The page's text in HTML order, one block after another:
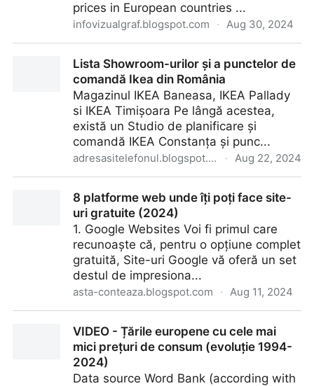
prices in European countries ...
infovizualgraf.blogspot.com · Aug 30, 2024
evolution) VIDEOLista Showroom-urilor și a punctelor de
comandă Ikea din România
Magazinul IKEA Baneasa, IKEA Pallady
si IKEA Timișoara Pe lângă acestea,
există un Studio de planificare și
comandă IKEA Constanța și punc...
adresasitelefonul.blogspot.com · Aug 22, 2024
Ikea din România8 platforme web unde îți poți face site-
uri gratuite (2024)
1. Google Websites Voi fi primul care
recunoaște că, pentru o opțiune complet
gratuită, Site-uri Google vă oferă un set
destul de impresiona...
asta-conteaza.blogspot.com · Aug 11, 2024
VIDEO - Țările europene cu cele mai
mici prețuri de consum (evoluție 1994-
2024)
Data source Word Bank (according with